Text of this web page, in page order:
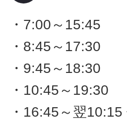
・7:00～15:45
・8:45～17:30
・9:45～18:30
・10:45～19:30
・16:45～翌